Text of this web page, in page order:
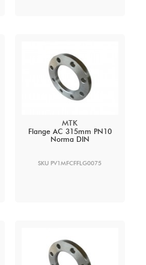
MTK
Flange AC 315mm PN10
Norma DIN
SKU PV1MFCFFLG0075